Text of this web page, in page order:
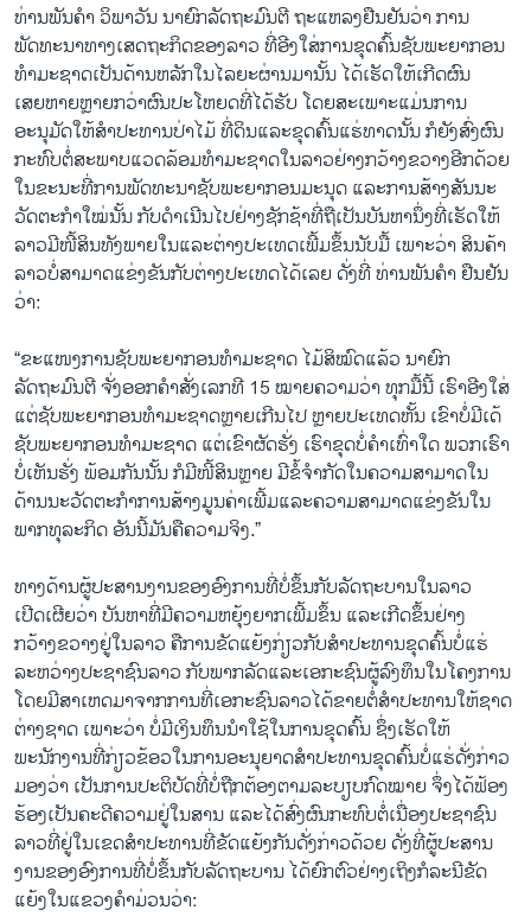
ທ່ານພັນຄຳ ວິພາວັນ ນາຍົກລັດຖະມົນຕີ ຖະແຫລງຢືນຢັນວ່າ ການ
ພັດທະນາທາງເສດຖະກິດຂອງລາວ ທີ່ອີງໃສ່ການຂຸດຄົ້ນຊັບພະຍາກອນ
ທຳມະຊາດເປັນດ້ານຫລັກໃນໄລຍະຜ່ານມານັ້ນ ໄດ້ເຮັດໃຫ້ເກີດຜົນ
ເສຍຫາຍຫຼາຍກວ່າຜົນປະໂຫຍດທີ່ໄດ້ຮັບ ໂດຍສະເພາະແມ່ນການ
ອະນຸມັດໃຫ້ສຳປະທານປ່າໄມ້ ທີ່ດິນແລະຂຸດຄົ້ນແຮ່ທາດນັ້ນ ກໍຍັງສົ່ງຜົນ
ກະທົບຕໍ່ສະພາບແວດລ້ອມທຳມະຊາດໃນລາວຢ່າງກວ້າງຂວາງອີກດ້ວຍ
ໃນຂະນະທີ່ການພັດທະນາຊັບພະຍາກອນມະນຸດ ແລະການສ້າງສັນນະ
ວັດຕະກຳໃໝ່ນັ້ນ ກັບດຳເນີນໄປຢ່າງຊັກຊ້າທີ່ຖືເປັນບັນຫານຶ່ງທີ່ເຮັດໃຫ້
ລາວມີໜີ້ສິນທັງພາຍໃນແລະຕ່າງປະເທດເພີ້ມຂຶ້ນນັບມື້ ເພາະວ່າ ສິນຄ້າ
ລາວບໍ່ສາມາດແຂ່ງຂັນກັບຕ່າງປະເທດໄດ້ເລຍ ດັ່ງທີ່ ທ່ານພັນຄຳ ຢືນຢັນ
ວ່າ:
“ຂະແໜງການຊັບພະຍາກອນທຳມະຊາດ ໄມ້ສິໝົດແລ້ວ ນາຍົກ
ລັດຖະມົນຕີ ຈັ່ງອອກຄຳສັ່ງເລກທີ 15 ໝາຍຄວາມວ່າ ທຸກມື້ນີ້ ເຮົາອີງໃສ່
ແຕ່ຊັບພະຍາກອນທຳມະຊາດຫຼາຍເກີນໄປ ຫຼາຍປະເທດຫັ້ນ ເຂົາບໍ່ມີເດ້
ຊັບພະຍາກອນທຳມະຊາດ ແຕ່ເຂົາຜັດຮັ່ງ ເຮົາຂຸດບໍ່ຄຳເທົ່າໃດ ພວກເຮົາ
ບໍ່ເຫັນຮັ່ງ ພ້ອມກັນນັ້ນ ກໍມີໜີ້ສິນຫຼາຍ ມີຂໍ້ຈຳກັດໃນຄວາມສາມາດໃນ
ດ້ານນະວັດຕະກຳການສ້າງມູນຄ່າເພີ້ມແລະຄວາມສາມາດແຂ່ງຂັນໃນ
ພາກທຸລະກິດ ອັນນີ້ມັນຄືຄວາມຈິງ.”
ທາງດ້ານຜູ້ປະສານງານຂອງອົງການທີ່ບໍ່ຂຶ້ນກັບລັດຖະບານໃນລາວ
ເປີດເຜີຍວ່າ ບັນຫາທີ່ມີຄວາມຫຍຸ້ງຍາກເພີ້ມຂຶ້ນ ແລະເກີດຂຶ້ນຢ່າງ
ກວ້າງຂວາງຢູ່ໃນລາວ ຄືການຂັດແຍ້ງກ່ຽວກັບສຳປະທານຂຸດຄົ້ນບໍ່ແຮ່
ລະຫວ່າງປະຊາຊົນລາວ ກັບພາກລັດແລະເອກະຊົນຜູ້ລົງທຶນໃນໂຄງການ
ໂດຍມີສາເຫດມາຈາກການທີ່ເອກະຊົນລາວໄດ້ຂາຍຕໍ່ສຳປະທານໃຫ້ຊາດ
ຕ່າງຊາດ ເພາະວ່າ ບໍ່ມີເງິນທຶນນຳໃຊ້ໃນການຂຸດຄົ້ນ ຊຶ່ງເຮັດໃຫ້
ພະນັກງານທີ່ກ່ຽວຂ້ອວໃນການອະນຸຍາດສຳປະທານຂຸດຄົ້ນບໍ່ແຮ່ດັ່ງກ່າວ
ມອງວ່າ ເປັນການປະຕິບັດທີ່ບໍ່ຖືກຕ້ອງຕາມລະບຽບກົດໝາຍ ຈຶ່ງໄດ້ຟ້ອງ
ຮ້ອງເປັນຄະດີຄວາມຢູ່ໃນສານ ແລະໄດ້ສົ່ງຜົນກະທົບຕໍ່ເນື່ອງປະຊາຊົນ
ລາວທີ່ຢູ່ໃນເຂດສຳປະທານທີ່ຂັດແຍ້ງກັນດັ່ງກ່າວດ້ວຍ ດັ່ງທີ່ຜູ້ປະສານ
ງານຂອງອົງການທີ່ບໍ່ຂຶ້ນກັບລັດຖະບານ ໄດ້ຍົກຕົວຢ່າງເຖິງກໍລະນີຂັດ
ແຍ້ງໃນແຂວງຄຳມ່ວນວ່າ: